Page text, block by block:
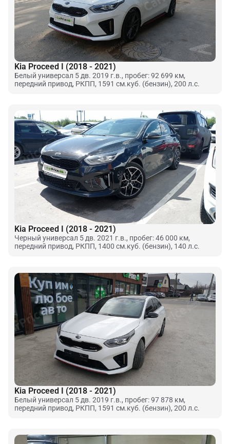
Kia Proceed I (2018 - 2021)
Белый универсал 5 дв. 2019 г.в., пробег: 92 699 км,
передний привод, РКПП, 1591 см.куб. (бензин), 200 л.с.
Kia Proceed I (2018 - 2021)
Черный универсал 5 дв. 2021 г.в., пробег: 46 000 км,
передний привод, РКПП, 1400 см.куб. (бензин), 140 л.с.
Kia Proceed I (2018 - 2021)
Белый универсал 5 дв. 2019 г.в., пробег: 97 878 км,
передний привод, РКПП, 1591 см.куб. (бензин), 200 л.с.